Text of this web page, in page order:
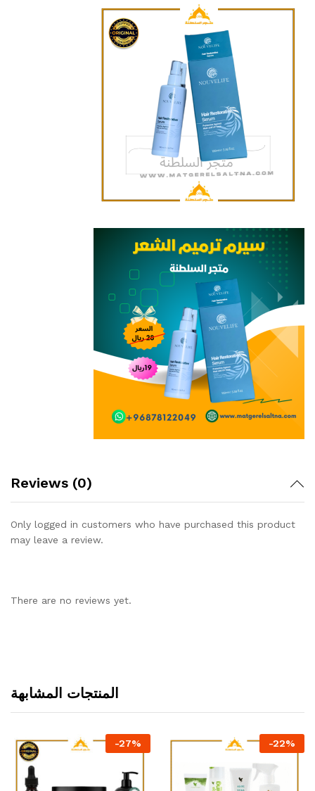
Reviews (0)
Only logged in customers who have purchased this product
may leave a review.
There are no reviews yet.
المنتجات المشابهة
-27% -22%